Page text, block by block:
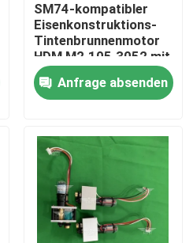
SM74-kompatibler
Eisenkonstruktions-
Tintenbrunnenmotor
HDM M2.105.3052 mit
einjähriger Garantie
Anfrage absenden